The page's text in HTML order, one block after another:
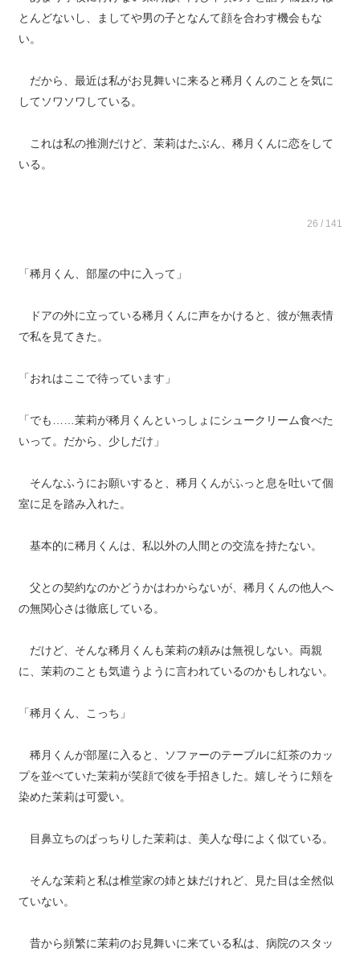
とんどないし、ましてや男の子となんて顔を合わす機会もな
い。
だから、最近は私がお見舞いに来ると稀月くんのことを気に
してソワソワしている。
これは私の推測だけど、茉莉はたぶん、稀月くんに恋をして
いる。
26 / 141
「稀月くん、部屋の中に入って」
ドアの外に立っている稀月くんに声をかけると、彼が無表情
で私を見てきた。
「おれはここで待っています」
「でも……茉莉が稀月くんといっしょにシュークリーム食べた
いって。だから、少しだけ」
そんなふうにお願いすると、稀月くんがふっと息を吐いて個
室に足を踏み入れた。
基本的に稀月くんは、私以外の人間との交流を持たない。
父との契約なのかどうかはわからないが、稀月くんの他人へ
の無関心さは徹底している。
だけど、そんな稀月くんも茉莉の頼みは無視しない。両親
に、茉莉のことも気遣うように言われているのかもしれない。
「稀月くん、こっち」
稀月くんが部屋に入ると、ソファーのテーブルに紅茶のカッ
プを並べていた茉莉が笑顔で彼を手招きした。嬉しそうに頬を
染めた茉莉は可愛い。
目鼻立ちのぱっちりした茉莉は、美人な母によく似ている。
そんな茉莉と私は椎堂家の姉と妹だけれど、見た目は全然似
ていない。
昔から頻繁に茉莉のお見舞いに来ている私は、病院のスタッ